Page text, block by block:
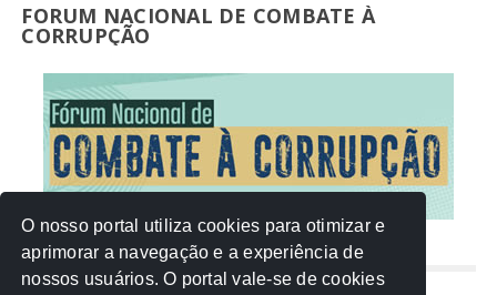
FORUM NACIONAL DE COMBATE À
CORRUPÇÃO
NUVEM DE TAGS
O nosso portal utiliza cookies para otimizar e
aprimorar a navegação e a experiência de
nossos usuários. O portal vale-se de cookies